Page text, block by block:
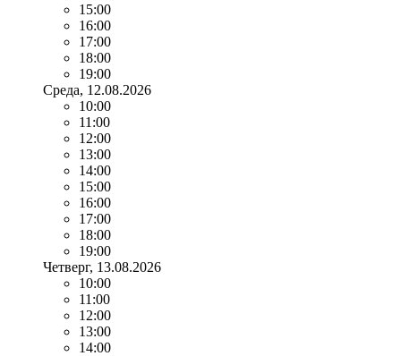
15:00
16:00
17:00
18:00
19:00
Среда, 12.08.2026
10:00
11:00
12:00
13:00
14:00
15:00
16:00
17:00
18:00
19:00
Четверг, 13.08.2026
10:00
11:00
12:00
13:00
14:00